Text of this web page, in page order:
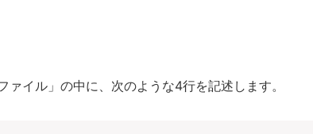
イル」の中に、次のような4行を記述します。